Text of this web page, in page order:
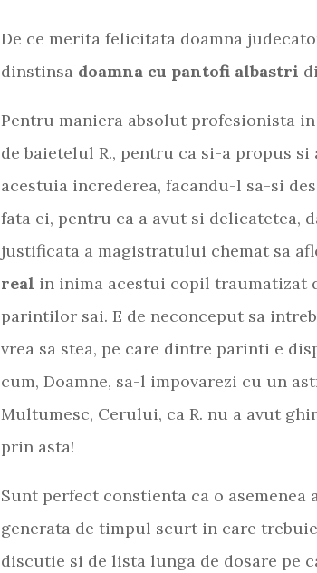
De ce merita felicitata doamna
dinstinsa doamna cu pantofi albastri
Pentru maniera absolut profesionista
de baietelul R., pentru ca si-a propus
acestuia increderea, facandu-l sa-si
fata ei, pentru ca a avut si delicatetea,
justificata a magistratului chemat sa
real in inima acestui copil traumatizat
parintilor sai. E de neconceput sa
vrea sa stea, pe care dintre parinti e
cum, Doamne, sa-l impovarezi cu un
Multumesc, Cerului, ca R. nu a avut
prin asta!
Sunt perfect constienta ca o asemenea
generata de timpul scurt in care
discutie si de lista lunga de dosare pe